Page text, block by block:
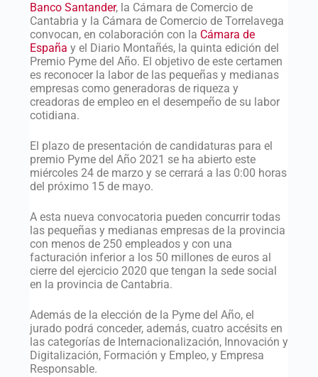
Banco Santander, la Cámara de Comercio de
Cantabria y la Cámara de Comercio de Torrelavega
convocan, en colaboración con la Cámara de
España y el Diario Montañés, la quinta edición del
Premio Pyme del Año. El objetivo de este certamen
es reconocer la labor de las pequeñas y medianas
empresas como generadoras de riqueza y
creadoras de empleo en el desempeño de su labor
cotidiana.
El plazo de presentación de candidaturas para el
premio Pyme del Año 2021 se ha abierto este
miércoles 24 de marzo y se cerrará a las 0:00 horas
del próximo 15 de mayo.
A esta nueva convocatoria pueden concurrir todas
las pequeñas y medianas empresas de la provincia
con menos de 250 empleados y con una
facturación inferior a los 50 millones de euros al
cierre del ejercicio 2020 que tengan la sede social
en la provincia de Cantabria.
Además de la elección de la Pyme del Año, el
jurado podrá conceder, además, cuatro accésits en
las categorías de Internacionalización, Innovación y
Digitalización, Formación y Empleo, y Empresa
Responsable.